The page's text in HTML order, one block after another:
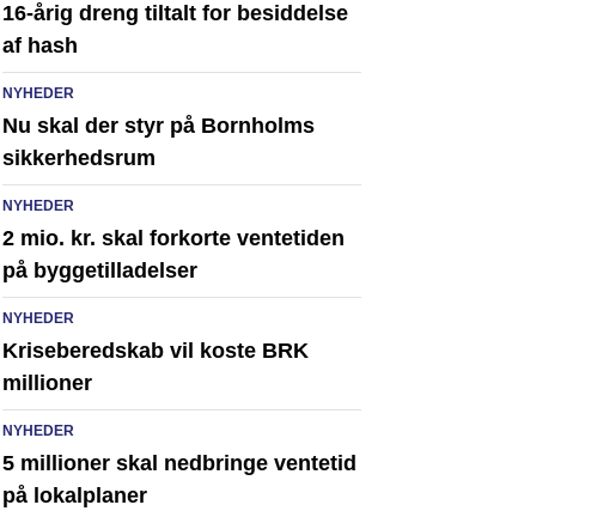
16-årig dreng tiltalt for besiddelse
af hash
NYHEDER
Nu skal der styr på Bornholms
sikkerhedsrum
NYHEDER
2 mio. kr. skal forkorte ventetiden
på byggetilladelser
NYHEDER
Kriseberedskab vil koste BRK
millioner
NYHEDER
5 millioner skal nedbringe ventetid
på lokalplaner